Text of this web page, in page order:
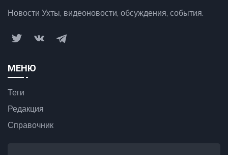
Новости Ухты, видеоновости, обсуждения, события.
МЕНЮ
Теги
Редакция
Справочник